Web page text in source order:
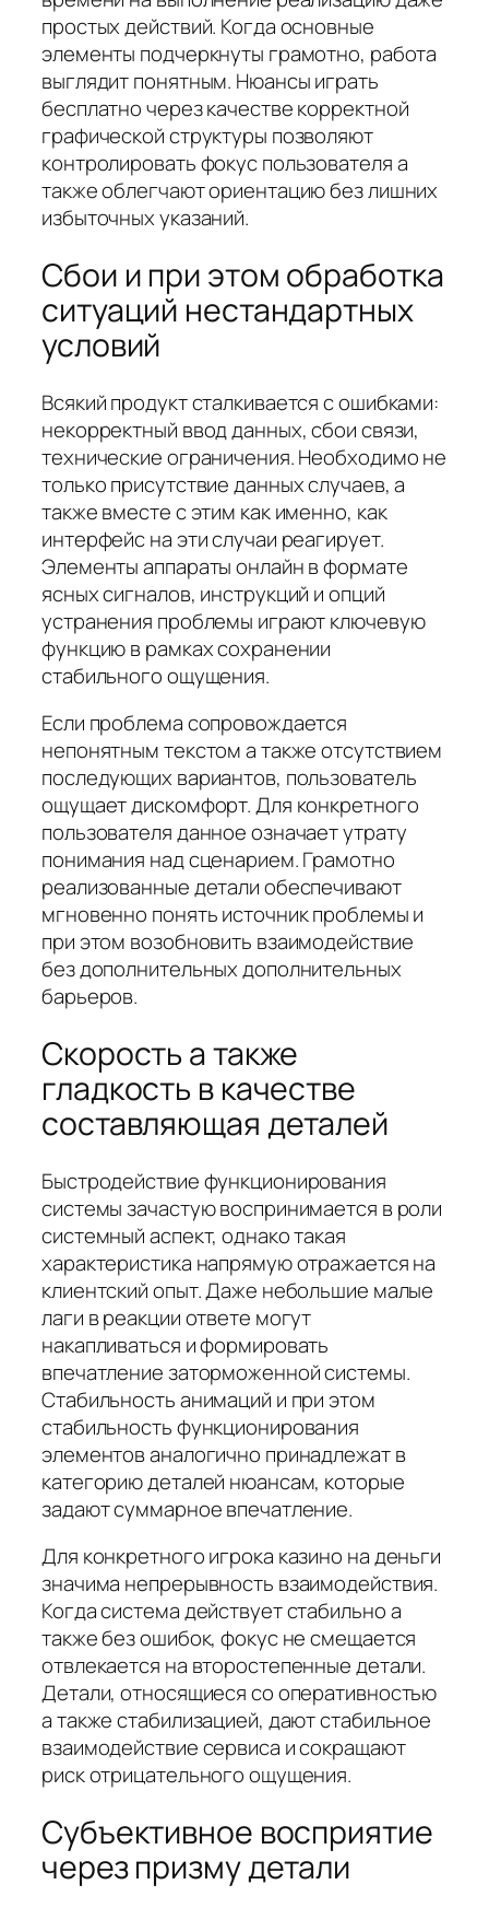
простых действий. Когда основные
элементы подчеркнуты грамотно, работа
выглядит понятным. Нюансы играть
бесплатно через качестве корректной
графической структуры позволяют
контролировать фокус пользователя а
также облегчают ориентацию без лишних
избыточных указаний.
Сбои и при этом обработка
ситуаций нестандартных
условий
Всякий продукт сталкивается с ошибками:
некорректный ввод данных, сбои связи,
технические ограничения. Необходимо не
только присутствие данных случаев, а
также вместе с этим как именно, как
интерфейс на эти случаи реагирует.
Элементы аппараты онлайн в формате
ясных сигналов, инструкций и опций
устранения проблемы играют ключевую
функцию в рамках сохранении
стабильного ощущения.
Если проблема сопровождается
непонятным текстом а также отсутствием
последующих вариантов, пользователь
ощущает дискомфорт. Для конкретного
пользователя данное означает утрату
понимания над сценарием. Грамотно
реализованные детали обеспечивают
мгновенно понять источник проблемы и
при этом возобновить взаимодействие
без дополнительных дополнительных
барьеров.
Скорость а также
гладкость в качестве
составляющая деталей
Быстродействие функционирования
системы зачастую воспринимается в роли
системный аспект, однако такая
характеристика напрямую отражается на
клиентский опыт. Даже небольшие малые
лаги в реакции ответе могут
накапливаться и формировать
впечатление заторможенной системы.
Стабильность анимаций и при этом
стабильность функционирования
элементов аналогично принадлежат в
категорию деталей нюансам, которые
задают суммарное впечатление.
Для конкретного игрока казино на деньги
значима непрерывность взаимодействия.
Когда система действует стабильно а
также без ошибок, фокус не смещается
отвлекается на второстепенные детали.
Детали, относящиеся со оперативностью
а также стабилизацией, дают стабильное
взаимодействие сервиса и сокращают
риск отрицательного ощущения.
Субъективное восприятие
через призму детали